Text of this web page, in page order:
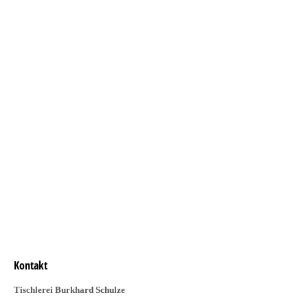
Kontakt
Tischlerei Burkhard Schulze